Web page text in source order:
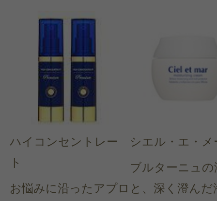
ハイコンセントレー
ト
お悩みに沿ったアプロ
シエル・エ・メ
ブルターニュの
と、深く澄んだ